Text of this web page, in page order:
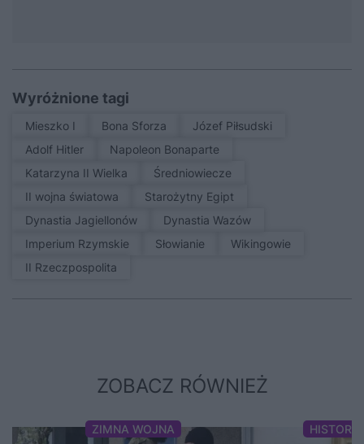
Wyróżnione tagi
Mieszko I Bona Sforza
Józef Piłsudski
Adolf Hitler
Napoleon Bonaparte
Katarzyna II Wielka
średniowiecze
II wojna światowa
Starożytny Egipt
Dynastia Jagiellonów
Dynastia Wazów
Imperium Rzymskie
Słowianie
Wikingowie
II Rzeczpospolita
ZOBACZ RÓWNIEŻ
ZIMNA WOJNA